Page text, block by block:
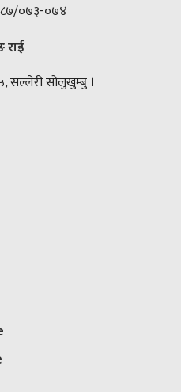
८७/०७३-०७४
राई
सल्लेरी सोलुखुम्बु ।